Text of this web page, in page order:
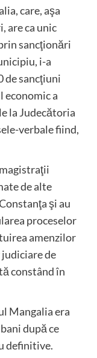
care, aşa
are ca unic
sancţionări
i-a
de sancţiuni
economic a
la Judecătoria
verbale fiind,
de alte
şi au
proceselor
amenzilor
de
constând în
Mangalia era
după ce
definitive.